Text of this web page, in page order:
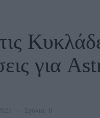
για
Σχόλια: 0